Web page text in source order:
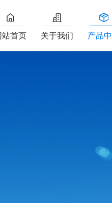
站首页 关于我们 产品